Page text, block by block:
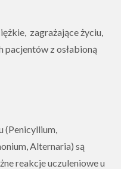
zagrażające życiu,
pacjentów z osłabioną
(Penicyllium,
Alternaria) są
reakcje uczuleniowe u